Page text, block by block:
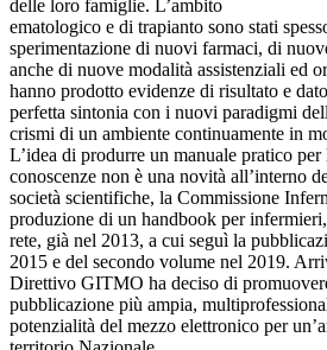
delle loro famiglie. L’ambito
ematologico e di trapianto sono stati
sperimentazione di nuovi farmaci, di
anche di nuove modalità assistenziali ed
hanno prodotto evidenze di risultato e
perfetta sintonia con i nuovi paradigmi
crismi di un ambiente continuamente in
L’idea di produrre un manuale pratico
conoscenze non è una novità all’interno
società scientifiche, la Commissione
produzione di un handbook per
rete, già nel 2013, a cui seguì la
2015 e del secondo volume nel 2019.
Direttivo GITMO ha deciso di
pubblicazione più ampia,
potenzialità del mezzo elettronico per